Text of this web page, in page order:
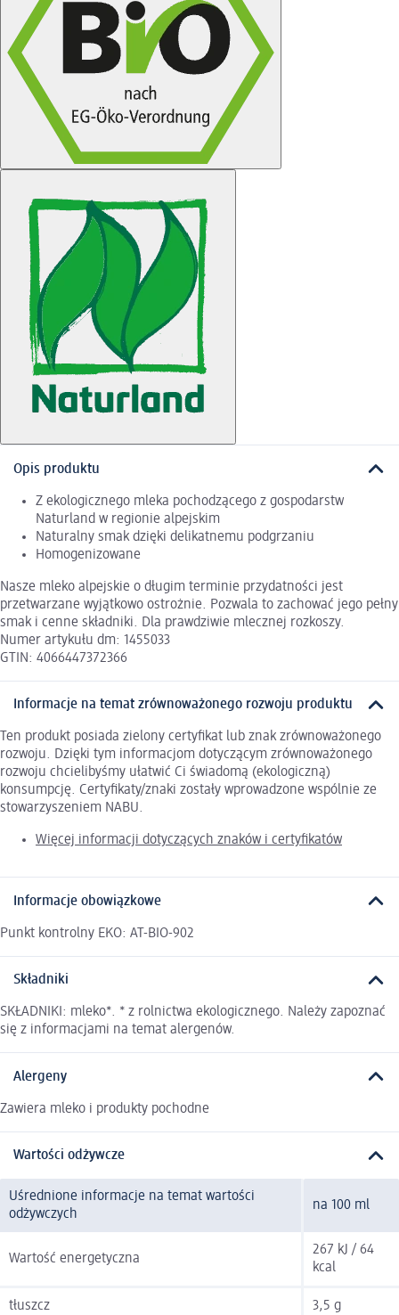
Opis produktu
Z ekologicznego mleka pochodzącego z gospodarstw
Naturland w regionie alpejskim
Naturalny smak dzięki delikatnemu podgrzaniu
Homogenizowane
Nasze mleko alpejskie o długim terminie przydatności jest
przetwarzane wyjątkowo ostrożnie. Pozwala to zachować jego pełny
smak i cenne składniki. Dla prawdziwie mlecznej rozkoszy.
Numer artykułu dm: 1455033
GTIN: 4066447372366
Informacje na temat zrównoważonego rozwoju produktu
Ten produkt posiada zielony certyfikat lub znak zrównoważonego
rozwoju. Dzięki tym informacjom dotyczącym zrównoważonego
rozwoju chcielibyśmy ułatwić Ci świadomą (ekologiczną)
konsumpcję. Certyfikaty/znaki zostały wprowadzone wspólnie ze
stowarzyszeniem NABU.
Więcej informacji dotyczących znaków i certyfikatów
Informacje obowiązkowe
Punkt kontrolny EKO: AT-BIO-902
Składniki
SKŁADNIKI: mleko*. * z rolnictwa ekologicznego. Należy zapoznać
się z informacjami na temat alergenów.
Alergeny
Zawiera mleko i produkty pochodne
Wartości odżywcze
Uśrednione informacje na temat wartości
odżywczych
na 100 ml
Wartość energetyczna
267 kJ / 64
kcal
tłuszcz 3,5 g